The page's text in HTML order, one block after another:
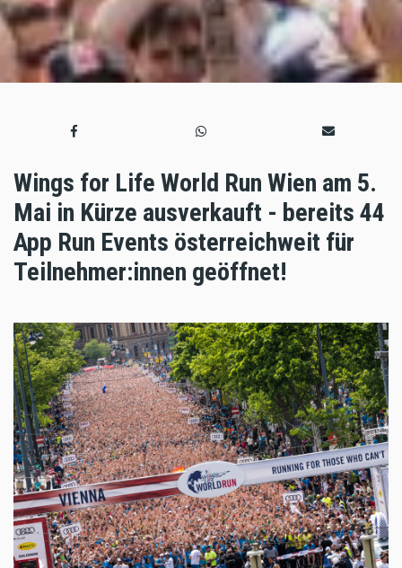
Wings for Life World Run Wien am 5.
Mai in Kürze ausverkauft - bereits 44
App Run Events österreichweit für
Teilnehmer:innen geöffnet!